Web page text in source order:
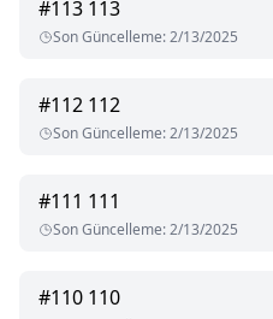
#113 113
Son Güncelleme:2/13/2025
#112 112
Son Güncelleme:2/13/2025
#111 111
Son Güncelleme:2/13/2025
#110 110